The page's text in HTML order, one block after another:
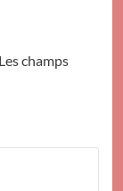
Les champs